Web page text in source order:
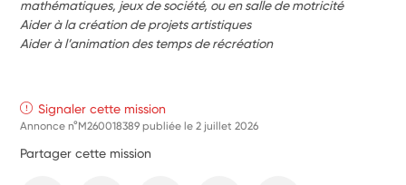
mathématiques, jeux de société, ou en salle de motricité
Aider à la création de projets artistiques
Aider à l’animation des temps de récréation
Signaler cette mission
Annonce n°M260018389 publiée le2 juillet 2026
Partager cette mission